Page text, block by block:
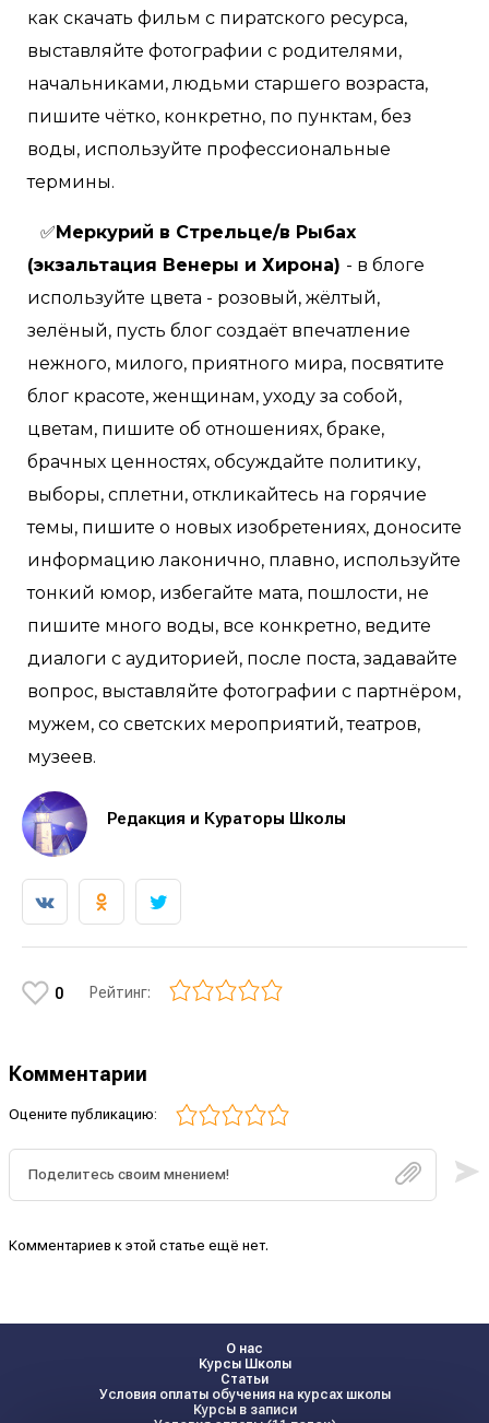
как скачать фильм с пиратского ресурса,
выставляйте фотографии с родителями,
начальниками, людьми старшего возраста,
пишите чётко, конкретно, по пунктам, без
воды, используйте профессиональные
термины.
✅Меркурий в Стрельце/в Рыбах
(экзальтация Венеры и Хирона) - в блоге
используйте цвета - розовый, жёлтый,
зелёный, пусть блог создаёт впечатление
нежного, милого, приятного мира, посвятите
блог красоте, женщинам, уходу за собой,
цветам, пишите об отношениях, браке,
брачных ценностях, обсуждайте политику,
выборы, сплетни, откликайтесь на горячие
темы, пишите о новых изобретениях, доносите
информацию лаконично, плавно, используйте
тонкий юмор, избегайте мата, пошлости, не
пишите много воды, все конкретно, ведите
диалоги с аудиторией, после поста, задавайте
вопрос, выставляйте фотографии с партнёром,
мужем, со светских мероприятий, театров,
музеев.
Редакция и Кураторы Школы
0 Рейтинг:
Комментарии
Оцените публикацию:
Комментариев к этой статье ещё нет.
О нас
Курсы Школы
Статьи
Условия оплаты обучения на курсах школы
Курсы в записи